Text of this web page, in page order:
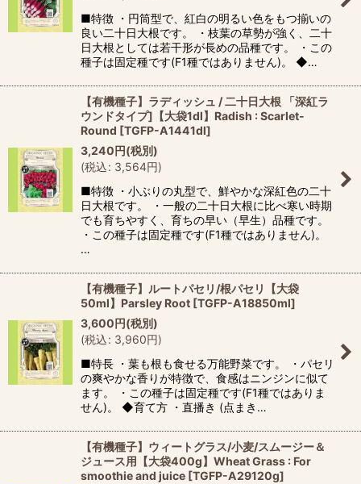
■特徴 ・円筒型で、紅白の明るい色をもつ揃いの
良い二十日大根です。 ・枝葉の草勢が強く、二十
日大根としては若干形が長めの品種です。 ・この
種子は固定種です(F1種ではありません)。 ◆…
【有機種子】ラディッシュ / 二十日大根 「深紅ラ
ウンドタイプ]【大袋1dl】Radish : Scarlet-
Round [TGFP-A1441dl]
3,240円(税別)
(税込: 3,564円)
■特徴 ・小ぶりの丸型で、鮮やかな深紅色の二十
日大根です。 ・一般の二十日大根に比べ寒い時期
でも育ちやすく、育ちの早い（早生）品種です。
・この種子は固定種です(F1種ではありません)。
…
【有機種子】ルートパセリ/根パセリ【大袋
50ml】Parsley Root [TGFP-A18850ml]
3,600円(税別)
(税込: 3,960円)
■特長 ・葉も根も食せる万能野菜です。 ・パセリ
の爽やかな香りが特徴で、食感はニンジンに似て
ます。 ・この種子は固定種です(F1種ではありま
せん)。 ◆育て方 ・直播き (点まき…
【有機種子】ウィートグラス/小麦/スムージー＆
ジュース用【大袋400g】Wheat Grass : For
smoothie and juice [TGFP-A29120g]